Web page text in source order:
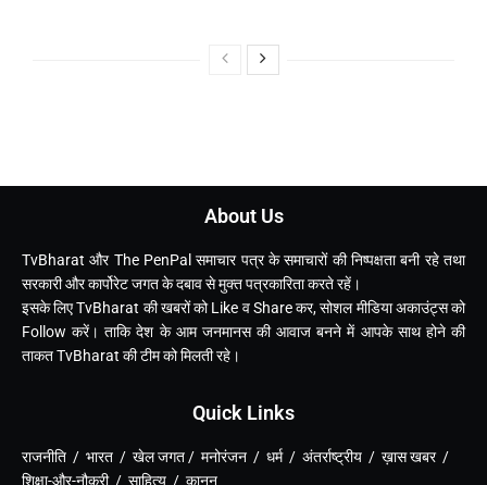
About Us
TvBharat और The PenPal समाचार पत्र के समाचारों की निष्पक्षता बनी रहे तथा
सरकारी और कार्पोरेट जगत के दबाव से मुक्त पत्रकारिता करते रहें।
इसके लिए TvBharat की खबरों को Like व Share कर, सोशल मीडिया अकाउंट्स को
Follow करें। ताकि देश के आम जनमानस की आवाज बनने में आपके साथ होने की
ताकत TvBharat की टीम को मिलती रहे।
Quick Links
राजनीति / भारत / खेल जगत / मनोरंजन / धर्म / अंतर्राष्ट्रीय / ख़ास खबर /
शिक्षा-और-नौकरी / साहित्य / कानून